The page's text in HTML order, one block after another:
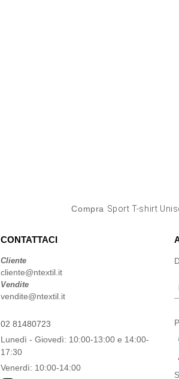
Compra Sport T-shirt
CONTATTACI
Cliente
cliente@ntextil.it
Vendite
vendite@ntextil.it
02 81480723
Lunedì - Giovedì: 10:00-13:00 e 14:00-
17:30
Venerdì: 10:00-14:00